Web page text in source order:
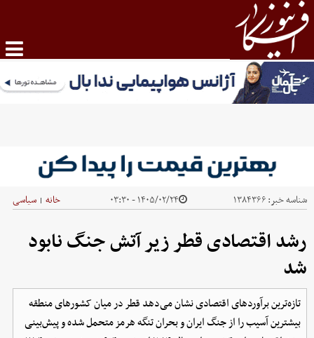
شناسه خبر:۱۳۸۴۳۶۶ ۱۴۰۵/۰۲/۲۴ - ۰۳:۳۰ خانه | سیاسی
رشد اقتصادی قطر زیر آتش جنگ نابود
شد
تازه‌ترین برآوردهای اقتصادی نشان می‌دهد قطر در میان کشورهای منطقه
بیشترین آسیب را از جنگ ایران و بحران تنگه هرمز متحمل شده و پیش‌بینی